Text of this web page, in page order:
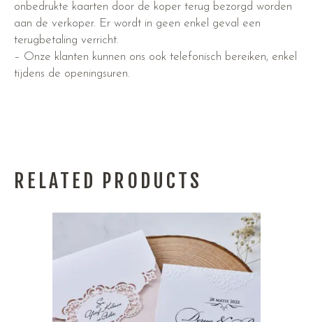
onbedrukte kaarten door de koper terug bezorgd worden
aan de verkoper. Er wordt in geen enkel geval een
terugbetaling verricht.
– Onze klanten kunnen ons ook telefonisch bereiken, enkel
tijdens de openingsuren.
RELATED PRODUCTS